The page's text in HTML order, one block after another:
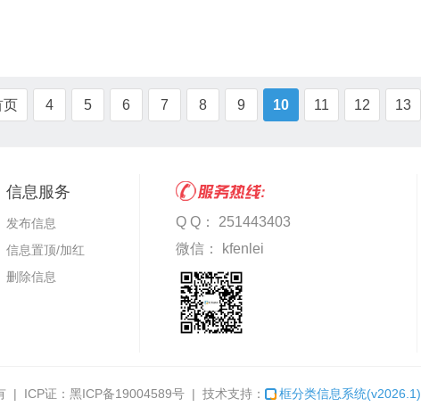
页 4 5 6 7 8 9 10 11 12 13
信息服务
发布信息
信息置顶/加红
删除信息
Q Q： 251443403
微信： kfenlei
| ICP证： 黑ICP备19004589号 | 技术支持： 框分类信息系统(v2026.1)